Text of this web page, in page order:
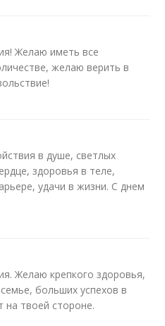
Желаю иметь все
желаю верить в
в душе, светлых
здоровья в теле,
удачи в жизни. С днем
Желаю крепкого здоровья,
больших успехов в
на твоей стороне.